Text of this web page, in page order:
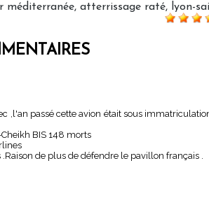
méditerranée, atterrissage raté, lyon-
,l'an passé cette avion était sous
BIS 148 morts
de plus de défendre le pavillon français .